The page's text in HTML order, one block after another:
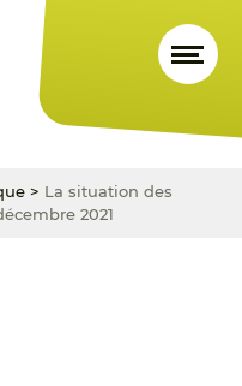
> La situation des
2021